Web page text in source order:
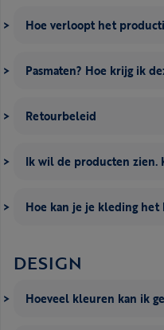
Hoe verloopt het
Pasmaten? Hoe krijg ik
Retourbeleid
Ik wil de producten zien.
Hoe kan je je kleding het
DESIGN
Hoeveel kleuren kan ik